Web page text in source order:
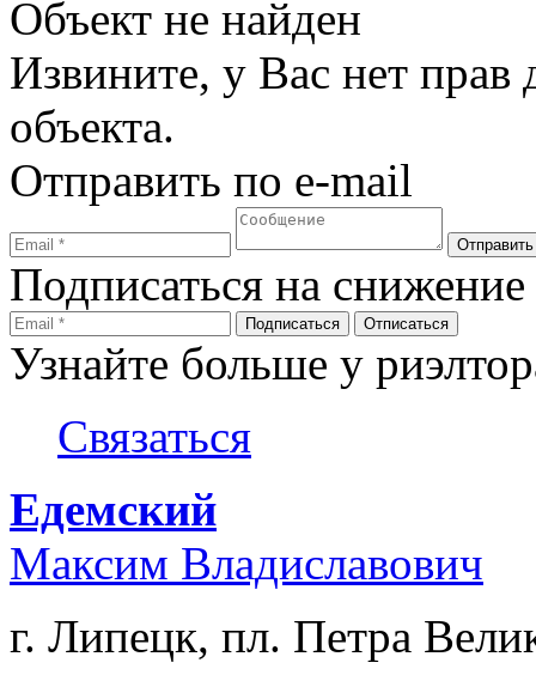
Объект не найден
Извините, у Вас нет прав
объекта.
Отправить по e-mail
Подписаться на
Узнайте больше у
Связаться
Едемский
Максим Владиславович
г. Липецк, пл. Петра